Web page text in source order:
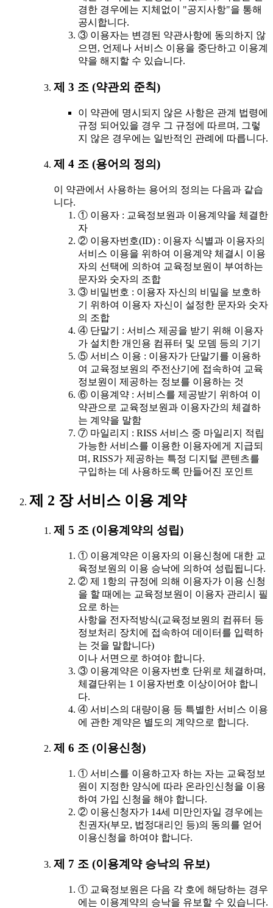
경한 경우에는 지체없이 "공지사항"을 통해
공시합니다.
③ 이용자는 변경된 약관사항에 동의하지 않
으면, 언제나 서비스 이용을 중단하고 이용계
약을 해지할 수 있습니다.
제 3 조 (약관외 준칙)
이 약관에 명시되지 않은 사항은 관계 법령에
규정 되어있을 경우 그 규정에 따르며, 그렇
지 않은 경우에는 일반적인 관례에 따릅니다.
제 4 조 (용어의 정의)
이 약관에서 사용하는 용어의 정의는 다음과 같습
니다.
① 이용자 : 교육정보원과 이용계약을 체결한
자
② 이용자번호(ID) : 이용자 식별과 이용자의
서비스 이용을 위하여 이용계약 체결시 이용
자의 선택에 의하여 교육정보원이 부여하는
문자와 숫자의 조합
③ 비밀번호 : 이용자 자신의 비밀을 보호하
기 위하여 이용자 자신이 설정한 문자와 숫자
의 조합
④ 단말기 : 서비스 제공을 받기 위해 이용자
가 설치한 개인용 컴퓨터 및 모뎀 등의 기기
⑤ 서비스 이용 : 이용자가 단말기를 이용하
여 교육정보원의 주전산기에 접속하여 교육
정보원이 제공하는 정보를 이용하는 것
⑥ 이용계약 : 서비스를 제공받기 위하여 이
약관으로 교육정보원과 이용자간의 체결하
는 계약을 말함
⑦ 마일리지 : RISS 서비스 중 마일리지 적립
가능한 서비스를 이용한 이용자에게 지급되
며, RISS가 제공하는 특정 디지털 콘텐츠를
구입하는 데 사용하도록 만들어진 포인트
제 2 장 서비스 이용 계약
제 5 조 (이용계약의 성립)
① 이용계약은 이용자의 이용신청에 대한 교
육정보원의 이용 승낙에 의하여 성립됩니다.
② 제 1항의 규정에 의해 이용자가 이용 신청
을 할 때에는 교육정보원이 이용자 관리시 필
요로 하는
사항을 전자적방식(교육정보원의 컴퓨터 등
정보처리 장치에 접속하여 데이터를 입력하
는 것을 말합니다)
이나 서면으로 하여야 합니다.
③ 이용계약은 이용자번호 단위로 체결하며,
체결단위는 1 이용자번호 이상이어야 합니
다.
④ 서비스의 대량이용 등 특별한 서비스 이용
에 관한 계약은 별도의 계약으로 합니다.
제 6 조 (이용신청)
① 서비스를 이용하고자 하는 자는 교육정보
원이 지정한 양식에 따라 온라인신청을 이용
하여 가입 신청을 해야 합니다.
② 이용신청자가 14세 미만인자일 경우에는
친권자(부모, 법정대리인 등)의 동의를 얻어
이용신청을 하여야 합니다.
제 7 조 (이용계약 승낙의 유보)
① 교육정보원은 다음 각 호에 해당하는 경우
에는 이용계약의 승낙을 유보할 수 있습니다.